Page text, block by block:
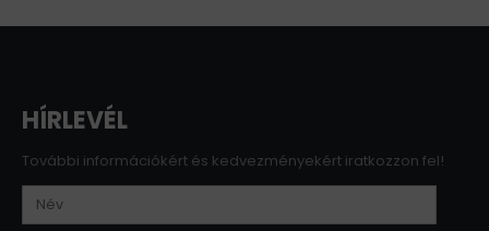
HÍRLEVÉL
További információkért és kedvezményekért iratkozzon fel!